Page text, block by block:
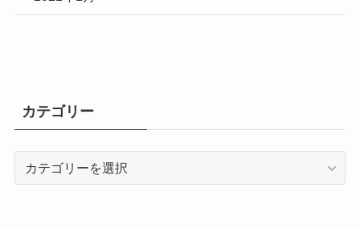
カテゴリー